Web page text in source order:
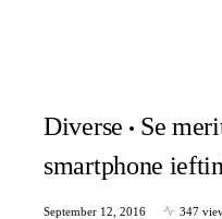
Diverse
Se
smartphone
September 12, 2016 347